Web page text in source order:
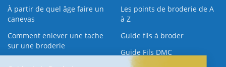
À partir de quel âge faire un
canevas
Les points de broderie de A
à Z
Comment enlever une tache
sur une broderie
Guide fils à broder
Guide Fils DMC